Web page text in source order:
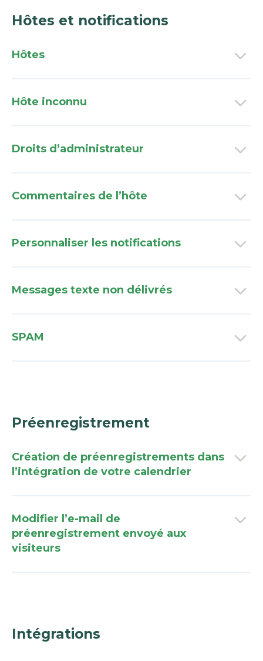
Hôtes et notifications
Hôtes
Hôte inconnu
Droits d’administrateur
Commentaires de l’hôte
Personnaliser les notifications
Messages texte non délivrés
SPAM
Préenregistrement
Création de préenregistrements dans
l’intégration de votre calendrier
Modifier l’e-mail de
préenregistrement envoyé aux
visiteurs
Intégrations